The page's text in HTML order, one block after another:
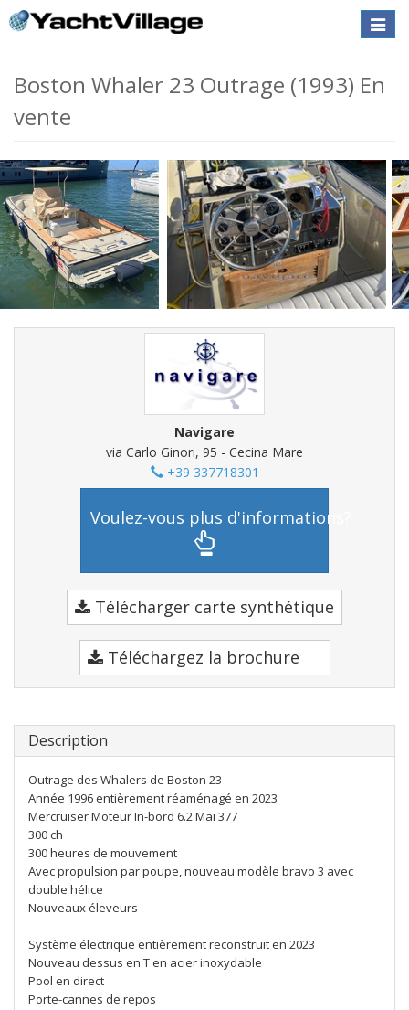
Toggle
Boston Whaler 23 Outrage (1993) En
vente
Navigare
via Carlo Ginori, 95 - Cecina Mare
+39 337718301
Voulez-vous plus d'informations?
Télécharger carte synthétique
Téléchargez la brochure
Description
Outrage des Whalers de Boston 23
Année 1996 entièrement réaménagé en 2023
Mercruiser Moteur In-bord 6.2 Mai 377
300 ch
300 heures de mouvement
Avec propulsion par poupe, nouveau modèle bravo 3 avec
double hélice
Nouveaux éleveurs
Système électrique entièrement reconstruit en 2023
Nouveau dessus en T en acier inoxydable
Pool en direct
Porte-cannes de repos